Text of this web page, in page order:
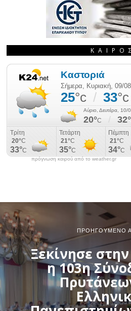
πρόγνωση καιρού από το weather.gr
ΠΡΟΗΓΟΎΜΕΝΟ
Ξεκίνησε
η 103η